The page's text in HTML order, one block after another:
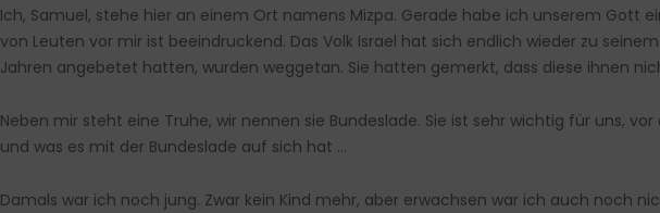
Ich, Samuel, stehe hier an einem Ort namens Mizpa. Gerade habe ich unserem Gott
von Leuten vor mir ist beeindruckend. Das Volk Israel hat sich endlich wieder zu
Jahren angebetet hatten, wurden weggetan. Sie hatten gemerkt, dass diese ihnen
Neben mir steht eine Truhe, wir nennen sie Bundeslade. Sie ist sehr wichtig für uns,
und was es mit der Bundeslade auf sich hat …
Damals war ich noch jung. Zwar kein Kind mehr, aber erwachsen war ich auch noch